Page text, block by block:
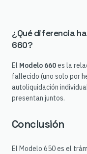
¿Qué diferencia
660?
El Modelo 660es la
fallecido (uno solo por
autoliquidación
presentan juntos.
Conclusión
El Modelo 650 es el